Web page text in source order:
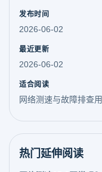
发布时间
2026-06-02
最近更新
2026-06-02
适合阅读
网络测速与故障排查
热门延伸阅读